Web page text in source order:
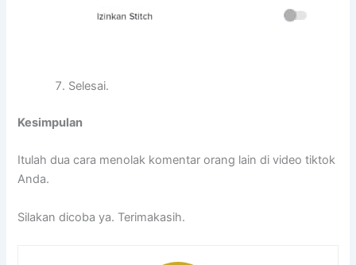
Selesai.
Kesimpulan
Itulah dua cara menolak komentar orang lain di video tiktok
Anda.
Silakan dicoba ya. Terimakasih.